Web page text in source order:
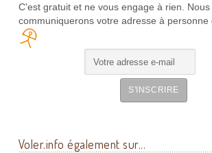
C'est gratuit et ne vous engage à rien. Nous
communiquerons votre adresse à personne
Voler.info également sur...